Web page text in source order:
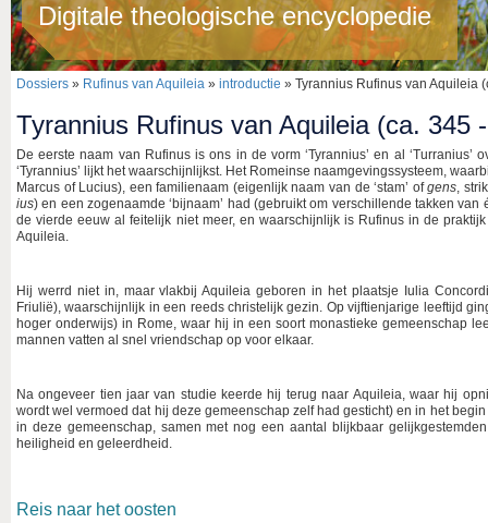
Digitale theologische encyclopedie
Dossiers » Rufinus van Aquileia » introductie » Tyrannius Rufinus van Aquileia
Tyrannius Rufinus van Aquileia (ca. 345
De eerste naam van Rufinus is ons in de vorm ‘Tyrannius’ en al
‘Tyrannius’ lijkt het waarschijnlijkst. Het Romeinse naamgevingssysteem,
Marcus of Lucius), een familienaam (eigenlijk naam van de ‘stam’ ofgens,
ius) en een zogenaamde ‘bijnaam’ had (gebruikt om verschillende takken van
de vierde eeuw al feitelijk niet meer, en waarschijnlijk is Rufinus in de
Aquileia.
Hij werrd niet in, maar vlakbij Aquileia geboren in het plaatsje Iulia
Friulië), waarschijnlijk in een reeds christelijk gezin. Op vijftienjarige leeftijd
hoger onderwijs) in Rome, waar hij in een soort monastieke gemeenschap
mannen vatten al snel vriendschap op voor elkaar.
Na ongeveer tien jaar van studie keerde hij terug naar Aquileia, waar hij
wordt wel vermoed dat hij deze gemeenschap zelf had gesticht) en in het
in deze gemeenschap, samen met nog een aantal blijkbaar
heiligheid en geleerdheid.
Reis naar het oosten